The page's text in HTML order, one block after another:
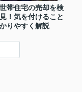
帯住宅の売却を検
！気を付けること
りやすく解説